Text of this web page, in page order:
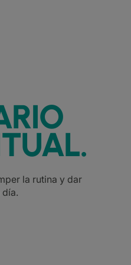
la rutina y dar